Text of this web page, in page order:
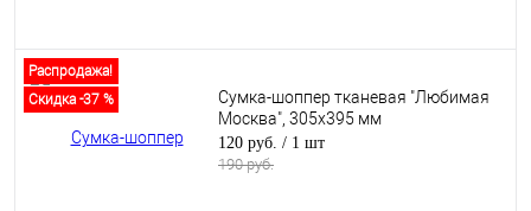
Распродажа!
Скидка -37 %
Сумка-шоппер тканевая "Любимая
Москва", 305х395 мм
120 руб. / 1 шт
190 руб.